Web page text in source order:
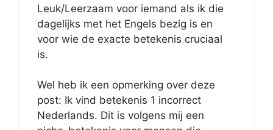
Leuk/Leerzaam voor iemand als ik die
dagelijks met het Engels bezig is en
voor wie de exacte betekenis cruciaal
is.
Wel heb ik een opmerking over deze
post: Ik vind betekenis 1 incorrect
Nederlands. Dit is volgens mij een